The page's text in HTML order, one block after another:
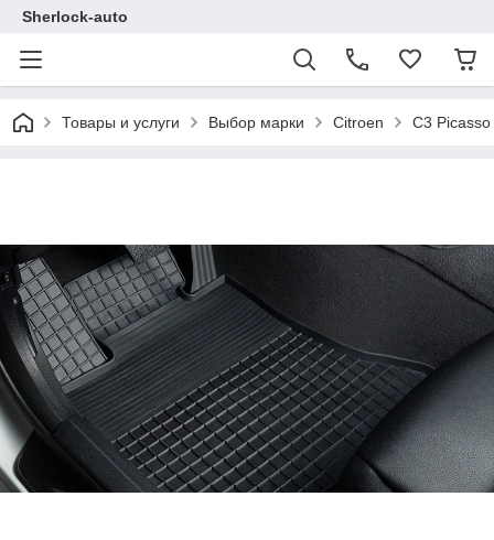
Sherlock-auto
Товары и услуги Выбор марки Citroen С3